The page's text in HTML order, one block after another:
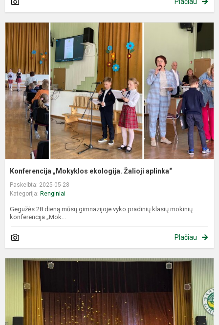
Konferencija „Mokyklos ekologija. Žalioji aplinka“
Paskelbta: 2025-05-28
Kategorija: Renginiai
Gegužės 28 dieną mūsų gimnazijoje vyko pradinių klasių mokinių
konferencija „Mok...
Plačiau